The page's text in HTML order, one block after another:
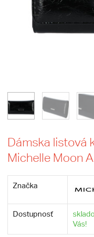
Dámska listová
Michelle Moon
Značka
Dostupnosť
Vás!